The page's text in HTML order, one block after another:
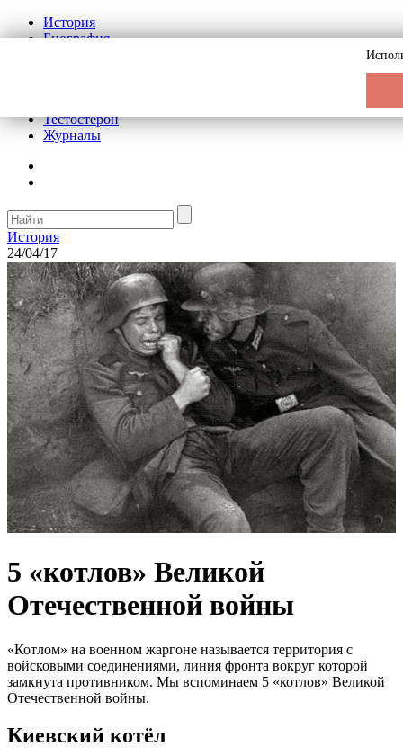
История
Биография
Тестостерон
Журналы
История
24/04/17
5 «котлов» Великой
Отечественной войны
«Котлом» на военном жаргоне называется территория с
войсковыми соединениями, линия фронта вокруг которой
замкнута противником. Мы вспоминаем 5 «котлов» Великой
Отечественной войны.
Киевский котёл